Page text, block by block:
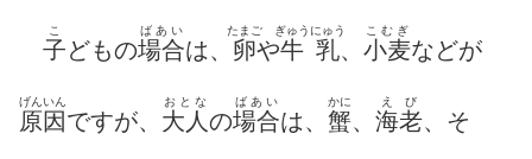
子
こ
どもの場合
ばあい
は、 卵
たまご
や牛乳
ぎゅうにゅう
、 小麦
こむぎ
などが
原因
げんいん
ですが、 大人
おとな
の場合
ばあい
は、 蟹
かに
、 海老
えび
、そ